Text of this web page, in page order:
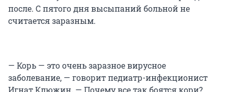
после. С пятого дня высыпаний больной не
считается заразным.
— Корь — это очень заразное вирусное
заболевание, — говорит педиатр-инфекционист
Игнат Клюжин. — Почему все так боятся кори?